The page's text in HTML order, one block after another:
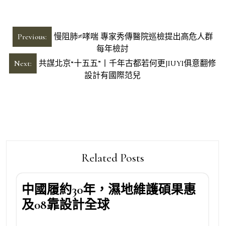
文
章
導
Previous:
慢阻肺≠哮喘 專家秀傳醫院巡檢提出高危人群
每年檢討
Next:
共謀北京“十五五”丨千年古都若何更JIUYI俱意翻修
設計有國際范兒
Related Posts
中國履約30年，濕地維護碩果惠
及08靠設計全球